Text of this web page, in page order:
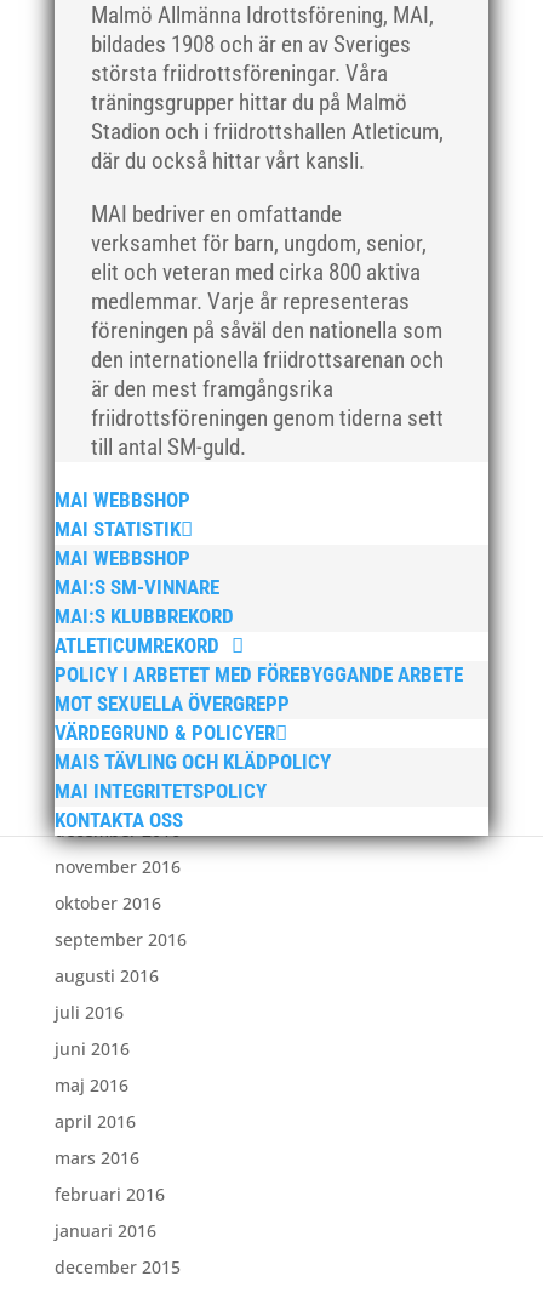
Malmö Allmänna Idrottsförening, MAI,
bildades 1908 och är en av Sveriges
största friidrottsföreningar. Våra
träningsgrupper hittar du på Malmö
Stadion och i friidrottshallen Atleticum,
där du också hittar vårt kansli.
MAI bedriver en omfattande
verksamhet för barn, ungdom, senior,
elit och veteran med cirka 800 aktiva
medlemmar. Varje år representeras
föreningen på såväl den nationella som
den internationella friidrottsarenan och
är den mest framgångsrika
friidrottsföreningen genom tiderna sett
till antal SM-guld.
MAI WEBBSHOP
MAI STATISTIK
MAI WEBBSHOP
MAI:S SM-VINNARE
MAI:S KLUBBREKORD
ATLETICUMREKORD
POLICY I ARBETET MED FÖREBYGGANDE ARBETE
MOT SEXUELLA ÖVERGREPP
VÄRDEGRUND & POLICYER
MAIS TÄVLING OCH KLÄDPOLICY
MAI INTEGRITETSPOLICY
KONTAKTA OSS
oktober 2018
september 2018
augusti 2018
juli 2018
juni 2018
maj 2018
april 2018
mars 2018
februari 2018
januari 2018
december 2017
november 2017
september 2017
augusti 2017
juli 2017
juni 2017
maj 2017
april 2017
mars 2017
februari 2017
januari 2017
december 2016
november 2016
oktober 2016
september 2016
augusti 2016
juli 2016
juni 2016
maj 2016
april 2016
mars 2016
februari 2016
januari 2016
december 2015